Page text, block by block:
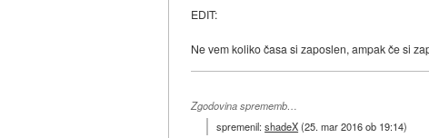
EDIT:
Ne vem koliko časa si zaposlen, ampak če si
Zgodovina sprememb…
spremenil:shadeX(25. mar 2016 ob 19:14)